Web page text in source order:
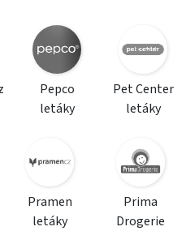
Pepco
letáky
Pet Center
letáky
Pramen
letáky
Prima
Drogerie